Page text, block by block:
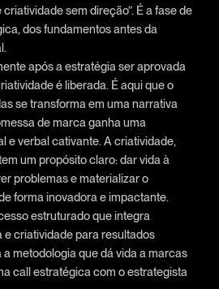
criatividade sem direção”. É a fase de
dos fundamentos antes da
após a estratégia ser aprovada
é liberada. É aqui que o
se transforma em uma narrativa
de marca ganha uma
e verbal cativante. A criatividade,
um propósito claro: dar vida à
problemas e materializar o
forma inovadora e impactante.
estruturado que integra
e criatividade para resultados
metodologia que dá vida a marcas
call estratégica com o estrategista